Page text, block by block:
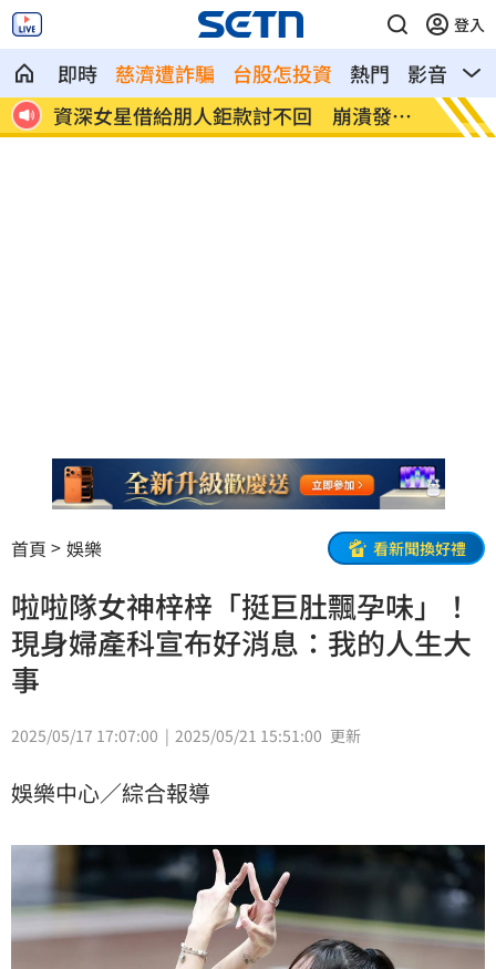
登入
即時 慈濟遭詐騙 台股怎投資 熱門 影音
熱
聲
養樂多中壢廠爆食安職場霸凌 公司回應
了
BMW
認罪
首頁 娛樂 看新聞換好禮
啦啦隊女神梓梓「挺巨肚飄孕味」！
現身婦產科宣布好消息：我的人生大
事
2025/05/17 17:07:00 2025/05/21 15:51:00 更新
娛樂中心／綜合報導